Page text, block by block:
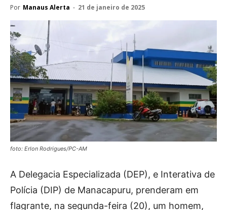
Por Manaus Alerta - 21 de janeiro de 2025
foto: Erlon Rodrigues/PC-AM
A Delegacia Especializada (DEP), e Interativa de
Polícia (DIP) de Manacapuru, prenderam em
flagrante, na segunda-feira (20), um homem,